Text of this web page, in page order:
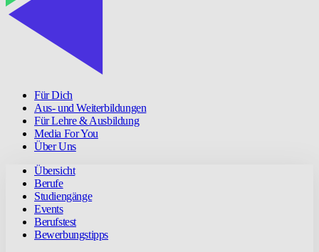
Für Dich
Aus- und Weiterbildungen
Für Lehre & Ausbildung
Media For You
Über Uns
Übersicht
Berufe
Studiengänge
Events
Berufstest
Bewerbungstipps